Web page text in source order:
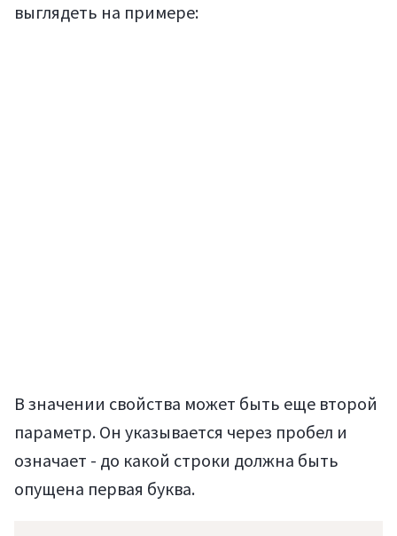
выглядеть на примере:
В значении свойства может быть еще второй
параметр. Он указывается через пробел и
означает - до какой строки должна быть
опущена первая буква.